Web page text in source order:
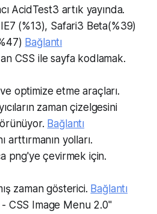
AcidTest3 artık yayında.
(%13), Safari3 Beta(%39)
Bağlantı
CSS ile sayfa kodlamak.
optimize etme araçları.
zaman çizelgesini
Bağlantı
arttırmanın yolları.
png'ye çevirmek için.
zaman gösterici. Bağlantı
CSS Image Menu 2.0"